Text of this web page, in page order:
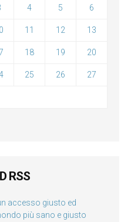
4 5 6
11 12 13
18 19 20
25 26 27
RSS
accesso giusto ed
più sano e giusto